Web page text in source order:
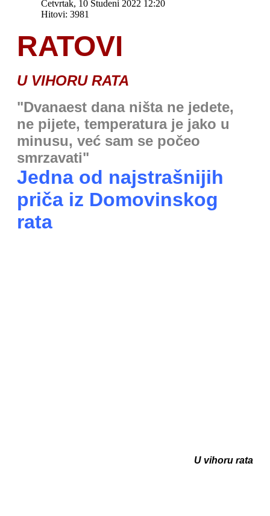
Četvrtak, 10 Studeni 2022 12:20
Hitovi: 3981
RATOVI
U VIHORU RATA
"Dvanaest dana ništa ne jedete,
ne pijete, temperatura je jako u
minusu, već sam se počeo
smrzavati"
Jedna od najstrašnijih
priča iz Domovinskog
rata
U vihoru rata